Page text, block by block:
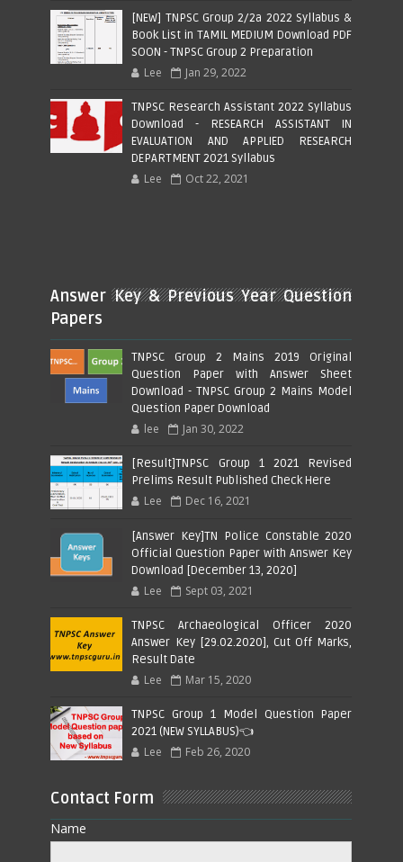
[NEW] TNPSC Group 2/2a 2022 Syllabus &
Book List in TAMIL MEDIUM Download PDF
SOON - TNPSC Group 2 Preparation
Lee Jan 29, 2022
TNPSC Research Assistant 2022 Syllabus
Download - RESEARCH ASSISTANT IN
EVALUATION AND APPLIED RESEARCH
DEPARTMENT 2021 Syllabus
Lee Oct 22, 2021
Answer Key & Previous Year Question
Papers
TNPSC Group 2 Mains 2019 Original
Question Paper with Answer Sheet
Download - TNPSC Group 2 Mains Model
Question Paper Download
lee Jan 30, 2022
[Result]TNPSC Group 1 2021 Revised
Prelims Result Published Check Here
Lee Dec 16, 2021
[Answer Key]TN Police Constable 2020
Official Question Paper with Answer Key
Download [December 13, 2020]
Lee Sept 03, 2021
TNPSC Archaeological Officer 2020
Answer Key [29.02.2020], Cut Off Marks,
Result Date
Lee Mar 15, 2020
TNPSC Group 1 Model Question Paper
2021 (NEW SYLLABUS)👈
Lee Feb 26, 2020
Contact Form
Name